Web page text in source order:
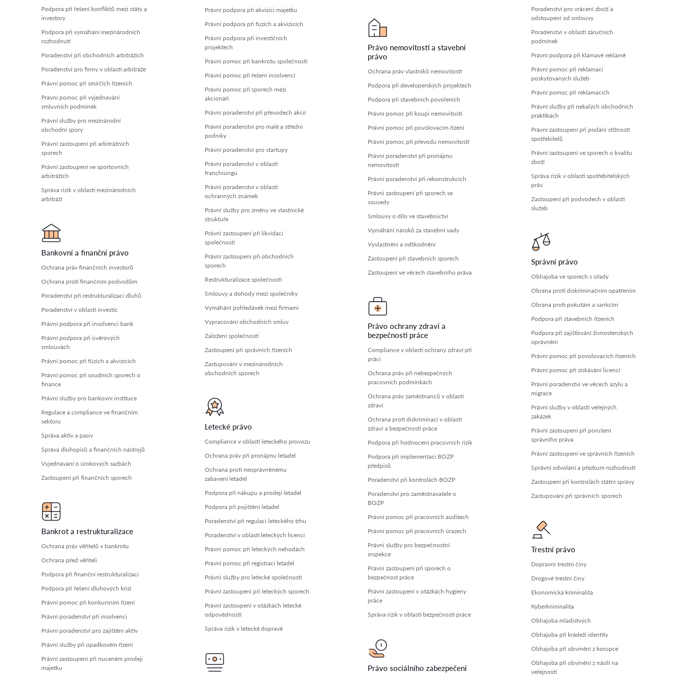
Podpora při řešení konfliktů mezi státy a
investory
Podpora při vymáhání mezinárodních
rozhodnutí
Poradenství při obchodních arbitrážích
Poradenství pro firmy v oblasti arbitráže
Právní pomoc při smírčích řízeních
Právní pomoc při vyjednávání
smluvních podmínek
Právní služby pro mezinárodní
obchodní spory
Právní zastoupení při arbitrážních
sporech
Právní zastoupení ve sportovních
arbitrážích
Správa rizik v oblasti mezinárodních
arbitráží
Bankovní a finanční právo
Ochrana práv finančních investorů
Ochrana proti finančním podvodům
Poradenství při restrukturalizaci dluhů
Poradenství v oblasti investic
Právní podpora při insolvenci bank
Právní podpora při úvěrových
smlouvách
Právní pomoc při fúzích a akvizicích
Právní pomoc při soudních sporech o
finance
Právní služby pro bankovní instituce
Regulace a compliance ve finančním
sektoru
Správa aktiv a pasiv
Správa dluhopisů a finančních nástrojů
Vyjednávání o úrokových sazbách
Zastoupení při finančních sporech
Bankrot a restrukturalizace
Ochrana práv věřitelů v bankrotu
Ochrana před věřiteli
Podpora při finanční restrukturalizaci
Podpora při řešení dluhových krizí
Právní pomoc při konkursním řízení
Právní poradenství při insolvenci
Právní poradenství pro zajištění aktiv
Právní služby při úpadkovém řízení
Právní zastoupení při nuceném prodeji
majetku
Právní podpora při akvizici majetku
Právní podpora při fúzích a akvizicích
Právní podpora při investičních
projektech
Právní pomoc při bankrotu společnosti
Právní pomoc při řešení insolvencí
Právní pomoc při sporech mezi
akcionáři
Právní poradenství při převodech akcií
Právní poradenství pro malé a střední
podniky
Právní poradenství pro startupy
Právní poradenství v oblasti
franchisingu
Právní poradenství v oblasti
ochranných známek
Právní služby pro změny ve vlastnické
struktuře
Právní zastoupení při likvidaci
společnosti
Právní zastoupení při obchodních
sporech
Restrukturalizace společnosti
Smlouvy a dohody mezi společníky
Vymáhání pohledávek mezi firmami
Vypracování obchodních smluv
Založení společnosti
Zastoupení při správních řízeních
Zastupování v mezinárodních
obchodních sporech
Letecké právo
Compliance v oblasti leteckého provozu
Ochrana práv při pronájmu letadel
Ochrana proti neoprávněnému
zabavení letadel
Podpora při nákupu a prodeji letadel
Podpora při pojištění letadel
Poradenství při regulaci leteckého trhu
Poradenství v oblasti leteckých licencí
Právní pomoc při leteckých nehodách
Právní pomoc při registraci letadel
Právní služby pro letecké společnosti
Právní zastoupení při leteckých sporech
Právní zastoupení v otázkách letecké
odpovědnosti
Správa rizik v letecké dopravě
Právo nemovitostí a stavební
právo
Ochrana práv vlastníků nemovitostí
Podpora při developerských projektech
Podpora při stavebních povoleních
Právní pomoc při koupi nemovitosti
Právní pomoc při povolovacím řízení
Právní pomoc při převodu nemovitostí
Právní poradenství při pronájmu
nemovitostí
Právní poradenství při rekonstrukcích
Právní zastoupení při sporech se
sousedy
Smlouvy o dílo ve stavebnictví
Vymáhání nároků za stavební vady
Vyvlastnění a odškodnění
Zastoupení při stavebních sporech
Zastoupení ve věcech stavebního práva
Právo ochrany zdraví a
bezpečnosti práce
Compliance v oblasti ochrany zdraví při
práci
Ochrana práv při nebezpečných
pracovních podmínkách
Ochrana práv zaměstnanců v oblasti
zdraví
Ochrana proti diskriminaci v oblasti
zdraví a bezpečnosti práce
Podpora při hodnocení pracovních rizik
Podpora při implementaci BOZP
předpisů
Poradenství při kontrolách BOZP
Poradenství pro zaměstnavatele o
BOZP
Právní pomoc při pracovních auditech
Právní pomoc při pracovních úrazech
Právní služby pro bezpečnostní
inspekce
Právní zastoupení při sporech o
bezpečnost práce
Právní zastoupení v otázkách hygieny
práce
Správa rizik v oblasti bezpečnosti práce
Právo sociálního zabezpečení
Poradenství pro vrácení zboží a
odstoupení od smlouvy
Poradenství v oblasti záručních
podmínek
Právní podpora při klamavé reklamě
Právní pomoc při reklamaci
poskytovaných služeb
Právní pomoc při reklamacích
Právní služby při nekalých obchodních
praktikách
Právní zastoupení při podání stížností
spotřebitelů
Právní zastoupení ve sporech o kvalitu
zboží
Správa rizik v oblasti spotřebitelských
práv
Zastoupení při podvodech v oblasti
služeb
Správní právo
Obhajoba ve sporech s úřady
Obrana proti diskriminačním opatřením
Obrana proti pokutám a sankcím
Podpora při stavebních řízeních
Podpora při zajišťování živnostenských
oprávnění
Právní pomoc při povolovacích řízeních
Právní pomoc při získávání licencí
Právní poradenství ve věcech azylu a
migrace
Právní služby v oblasti veřejných
zakázek
Právní zastoupení při porušení
správního práva
Právní zastoupení ve správních řízeních
Správní odvolání a přezkum rozhodnutí
Zastoupení při kontrolách státní správy
Zastupování při správních sporech
Trestní právo
Dopravní trestní činy
Drogové trestní činy
Ekonomická kriminalita
Kyberkriminalita
Obhajoba mladistvých
Obhajoba při krádeži identity
Obhajoba při obvinění z korupce
Obhajoba při obvinění z násilí na
veřejnosti